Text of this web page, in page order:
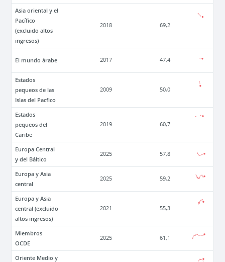
Asia oriental y el
Pacífico
(excluido altos
ingresos)
2018 69,2
El mundo árabe 2017 47,4
Estados
pequeos de las
Islas del Pacfico
2009 50,0
Estados
pequeos del
Caribe
2019 60,7
Europa Central
y del Báltico
2025 57,8
Europa y Asia
central
2025 59,2
Europa y Asia
central (excluido
altos ingresos)
2021 55,3
Miembros
OCDE
2025 61,1
Oriente Medio y